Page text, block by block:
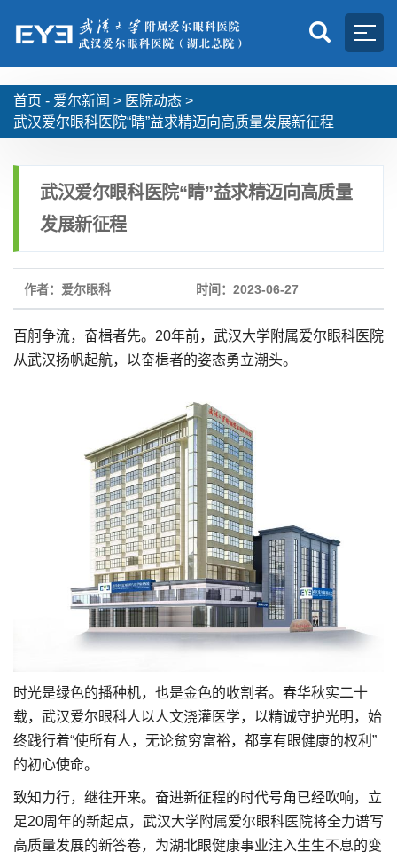
首页 - 爱尔新闻 > 医院动态 >
武汉爱尔眼科医院“睛”益求精迈向高质量发展新征程
武汉爱尔眼科医院“睛”益求精迈向高质量
发展新征程
作者：爱尔眼科 时间：2023-06-27
百舸争流，奋楫者先。20年前，武汉大学附属爱尔眼科医院
从武汉扬帆起航，以奋楫者的姿态勇立潮头。
时光是绿色的播种机，也是金色的收割者。春华秋实二十
载，武汉爱尔眼科人以人文浇灌医学，以精诚守护光明，始
终践行着“使所有人，无论贫穷富裕，都享有眼健康的权利”
的初心使命。
致知力行，继往开来。奋进新征程的时代号角已经吹响，立
足20周年的新起点，武汉大学附属爱尔眼科医院将全力谱写
高质量发展的新答卷，为湖北眼健康事业注入生生不息的变